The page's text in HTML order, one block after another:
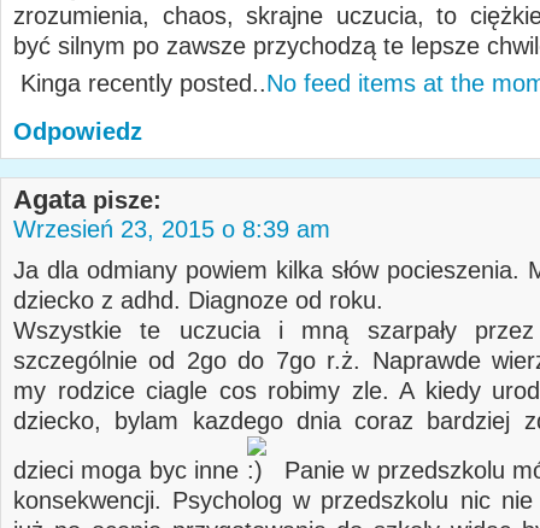
zrozumienia, chaos, skrajne uczucia, to
być silnym po zawsze przychodzą te lepsze
Kinga recently posted..No feed items at the
Odpowiedz
Agata pisze:
Wrzesień 23, 2015 o 8:39 am
Ja dla odmiany powiem kilka słów pocieszenia.
dziecko z adhd. Diagnoze od roku.
Wszystkie te uczucia i mną szarpały
szczególnie od 2go do 7go r.ż. Naprawde
my rodzice ciagle cos robimy zle. A kiedy
dziecko, bylam kazdego dnia coraz bardziej
dzieci moga byc inne
Panie w przedszkolu
konsekwencji. Psycholog w przedszkolu nic nie